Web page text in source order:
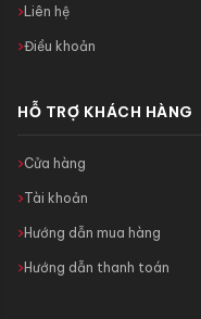
Liên hệ
Điều khoản
HỖ TRỢ KHÁCH HÀNG
Cửa hàng
Tài khoản
Hướng dẫn mua hàng
Hướng dẫn thanh toán